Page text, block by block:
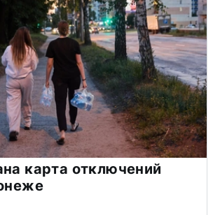
карта отключений